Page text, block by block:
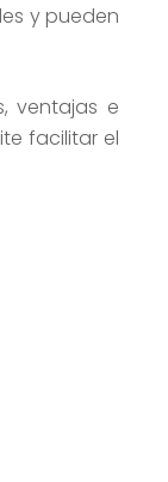
y pueden
ventajas e
facilitar el